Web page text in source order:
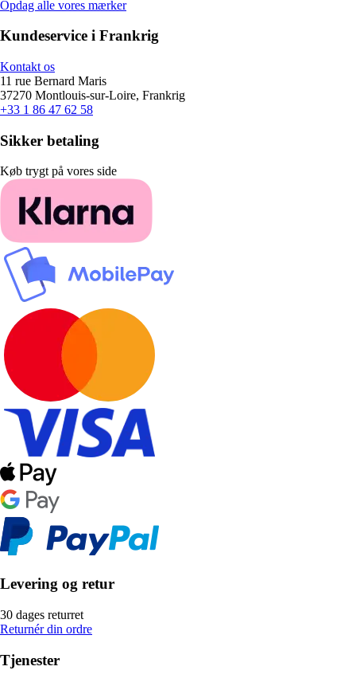
Opdag alle vores mærker
Kundeservice i Frankrig
Kontakt os
11 rue Bernard Maris
37270 Montlouis-sur-Loire, Frankrig
+33 1 86 47 62 58
Sikker betaling
Køb trygt på vores side
Levering og retur
30 dages returret
Returnér din ordre
Tjenester